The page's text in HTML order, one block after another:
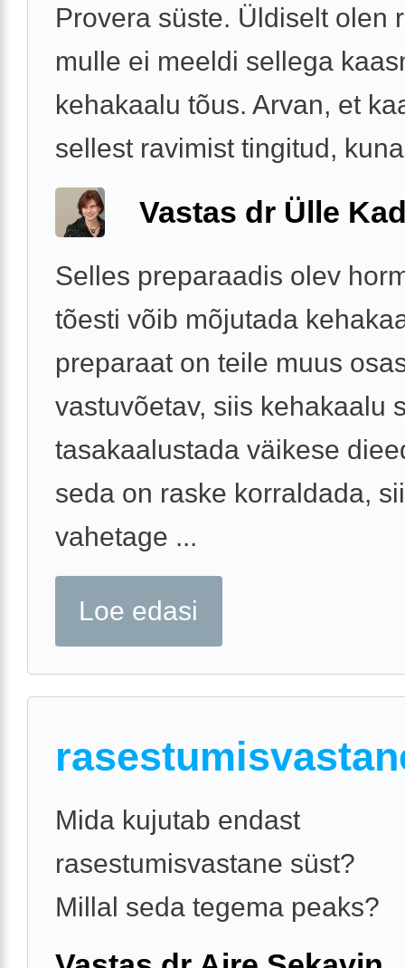
Provera süste. Üldiselt olen
mulle ei meeldi sellega
kehakaalu tõus. Arvan, et
sellest ravimist tingitud,
Vastas dr Ülle
Selles preparaadis olev
tõesti võib mõjutada
preparaat on teile muus
vastuvõetav, siis kehakaalu
tasakaalustada väikese
seda on raske korraldada,
vahetage ...
Loe edasi
Mida kujutab endast
rasestumisvastane süst?
Millal seda tegema peaks?